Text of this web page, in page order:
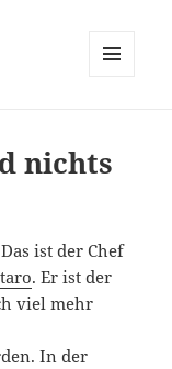
nichts
ist der Chef
. Er ist der
viel mehr
In der